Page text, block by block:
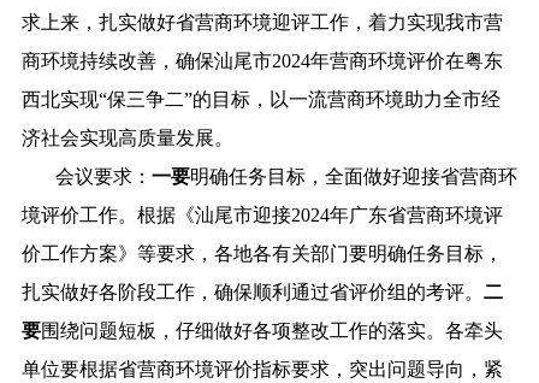
求上来，扎实做好省营商环境迎评工作，着力实现我市营
商环境持续改善，确保汕尾市2024年营商环境评价在粤东
西北实现“保三争二”的目标，以一流营商环境助力全市经
济社会实现高质量发展。
会议要求： 一要明确任务目标，全面做好迎接省营商环
境评价工作。根据《汕尾市迎接2024年广东省营商环境评
价工作方案》等要求，各地各有关部门要明确任务目标，
扎实做好各阶段工作，确保顺利通过省评价组的考评。 二
要围绕问题短板，仔细做好各项整改工作的落实。各牵头
单位要根据省营商环境评价指标要求，突出问题导向，紧